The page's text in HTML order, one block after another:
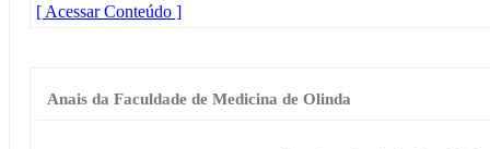
[ Acessar Conteúdo ]
Anais da Faculdade de Medicina de Olinda